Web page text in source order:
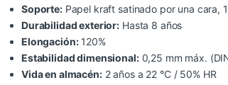
Soporte:Papel kraft satinado por una cara,
Durabilidad exterior: Hasta 8 años
Elongación:120%
Estabilidad dimensional:0,25 mm máx.
Vida en almacén:2 años a 22 °C / 50% HR